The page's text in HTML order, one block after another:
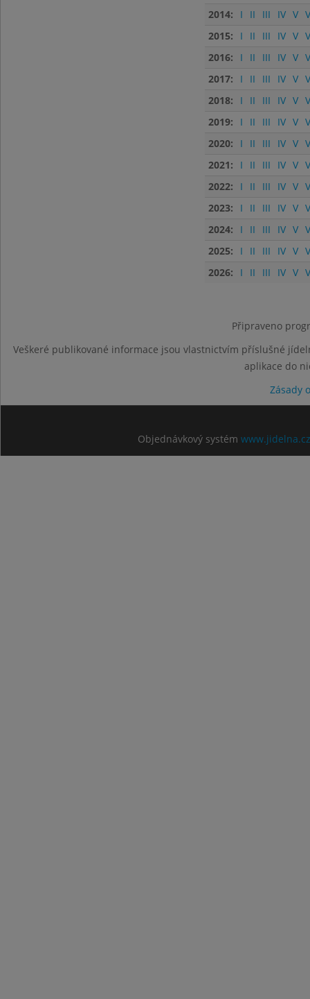
2014:
I II III IV V
2015:
I II III IV V
2016:
I II III IV V
2017:
I II III IV V
2018:
I II III IV V
2019:
I II III IV V
2020:
I II III IV V
2021:
I II III IV V
2022:
I II III IV V
2023:
I II III IV V
2024:
I II III IV V
2025:
I II III IV V
2026:
I II III IV V
Připraveno
Veškeré publikované informace jsou vlastnictvím příslušné
aplikace do
Zásady
Objednávkový systém www.jidelna.cz